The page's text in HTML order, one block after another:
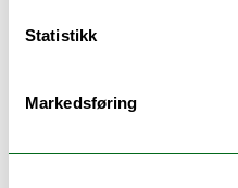
Statistikk
Markedsføring
Seniorrådgiver kommunikasjon